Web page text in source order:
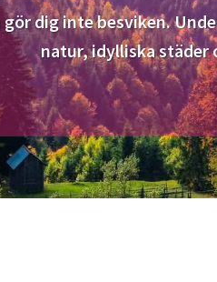
dig inte besviken.
natur, idylliska städer